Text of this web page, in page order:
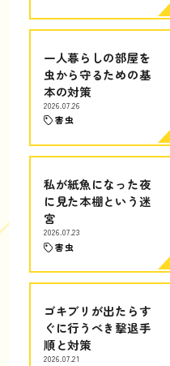
一人暮らしの部屋を
虫から守るための基
本の対策
2026.07.26
害虫
私が紙魚になった夜
に見た本棚という迷
宮
2026.07.23
害虫
ゴキブリが出たらす
ぐに行うべき撃退手
順と対策
2026.07.21